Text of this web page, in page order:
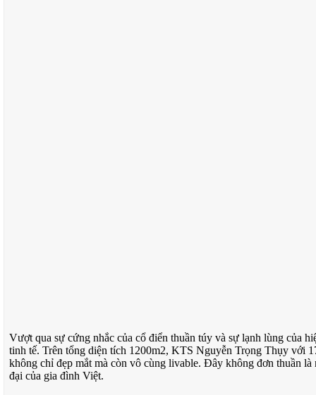
Vượt qua sự cứng nhắc của cổ điển thuần túy và sự lạnh lùng của
tinh tế. Trên tổng diện tích 1200m2, KTS Nguyễn Trọng Thụy với
không chỉ đẹp mắt mà còn vô cùng livable. Đây không đơn thuần
đại của gia đình Việt.